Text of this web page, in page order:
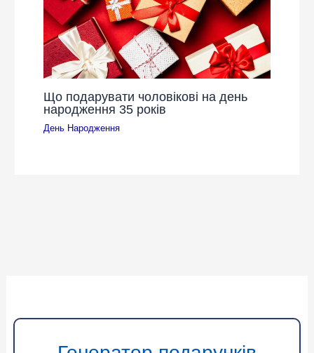
Що подарувати чоловікові на день
народження 35 років
День Народження